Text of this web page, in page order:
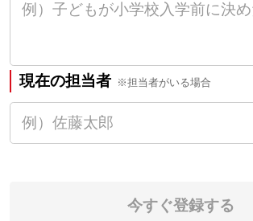
現在の担当者 ※担当者がいる場合
今すぐ登録する